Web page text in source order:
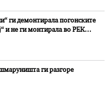
ги демонтирала погонските
и не ги монтирала во РЕК
ги разгоре